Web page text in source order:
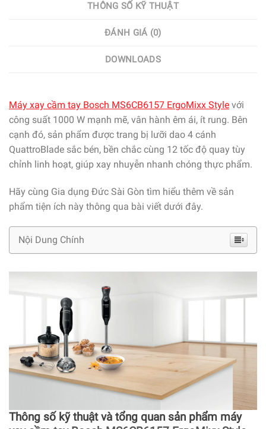
THÔNG SỐ KỸ THUẬT
ĐÁNH GIÁ (0)
DOWNLOADS
Máy xay cầm tay Bosch MS6CB6157 ErgoMixx Style với
công suất 1000 W mạnh mẽ, vân hành êm ái, ít rung. Bên
cạnh đó, sản phẩm được trang bị lưỡi dao 4 cánh
QuattroBlade sắc bén, bền chắc cùng 12 tốc độ quay tùy
chỉnh linh hoạt, giúp xay nhuyễn nhanh chóng thực phẩm.
Hãy cùng Gia dụng Đức Sài Gòn tìm hiểu thêm về sản
phẩm tiện ích này thông qua bài viết dưới đây.
Nội Dung Chính
Thông số kỹ thuật và tổng quan sản phẩm máy